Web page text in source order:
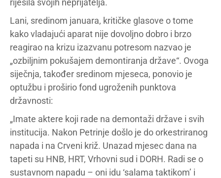
riješila svojih neprijatelja.
Lani, sredinom januara, kritičke glasove o tome
kako vladajući aparat nije dovoljno dobro i brzo
reagirao na krizu izazvanu potresom nazvao je
„ozbiljnim pokušajem demontiranja države“. Ovoga
siječnja, također sredinom mjeseca, ponovio je
optužbu i proširio fond ugroženih punktova
državnosti:
„Imate aktere koji rade na demontaži države i svih
institucija. Nakon Petrinje došlo je do orkestriranog
napada i na Crveni križ. Unazad mjesec dana na
tapeti su HNB, HRT, Vrhovni sud i DORH. Radi se o
sustavnom napadu – oni idu ‘salama taktikom’ i